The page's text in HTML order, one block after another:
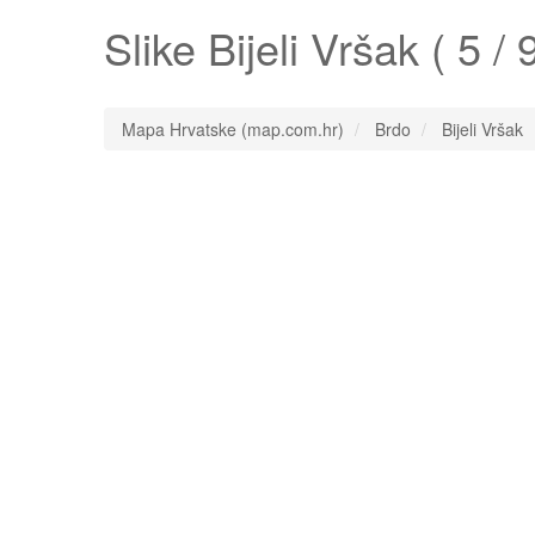
Slike Bijeli Vršak ( 5 /
Mapa Hrvatske (map.com.hr) Brdo Bijeli Vršak